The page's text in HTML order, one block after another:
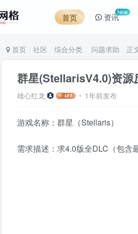
首页 资讯New
首页 社区 综合分类 问题求助 正
群星(StellarisV4.0)资源
雄心红龙 1年前发布
游戏名称：群星（Stellaris）
需求描述：求4.0版全DLC（包含